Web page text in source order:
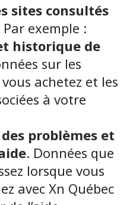
sites consultés
Par exemple :
historique de
sur les
achetez et les
à votre
problèmes et
. Données que
lorsque vous
avec Xn Québec